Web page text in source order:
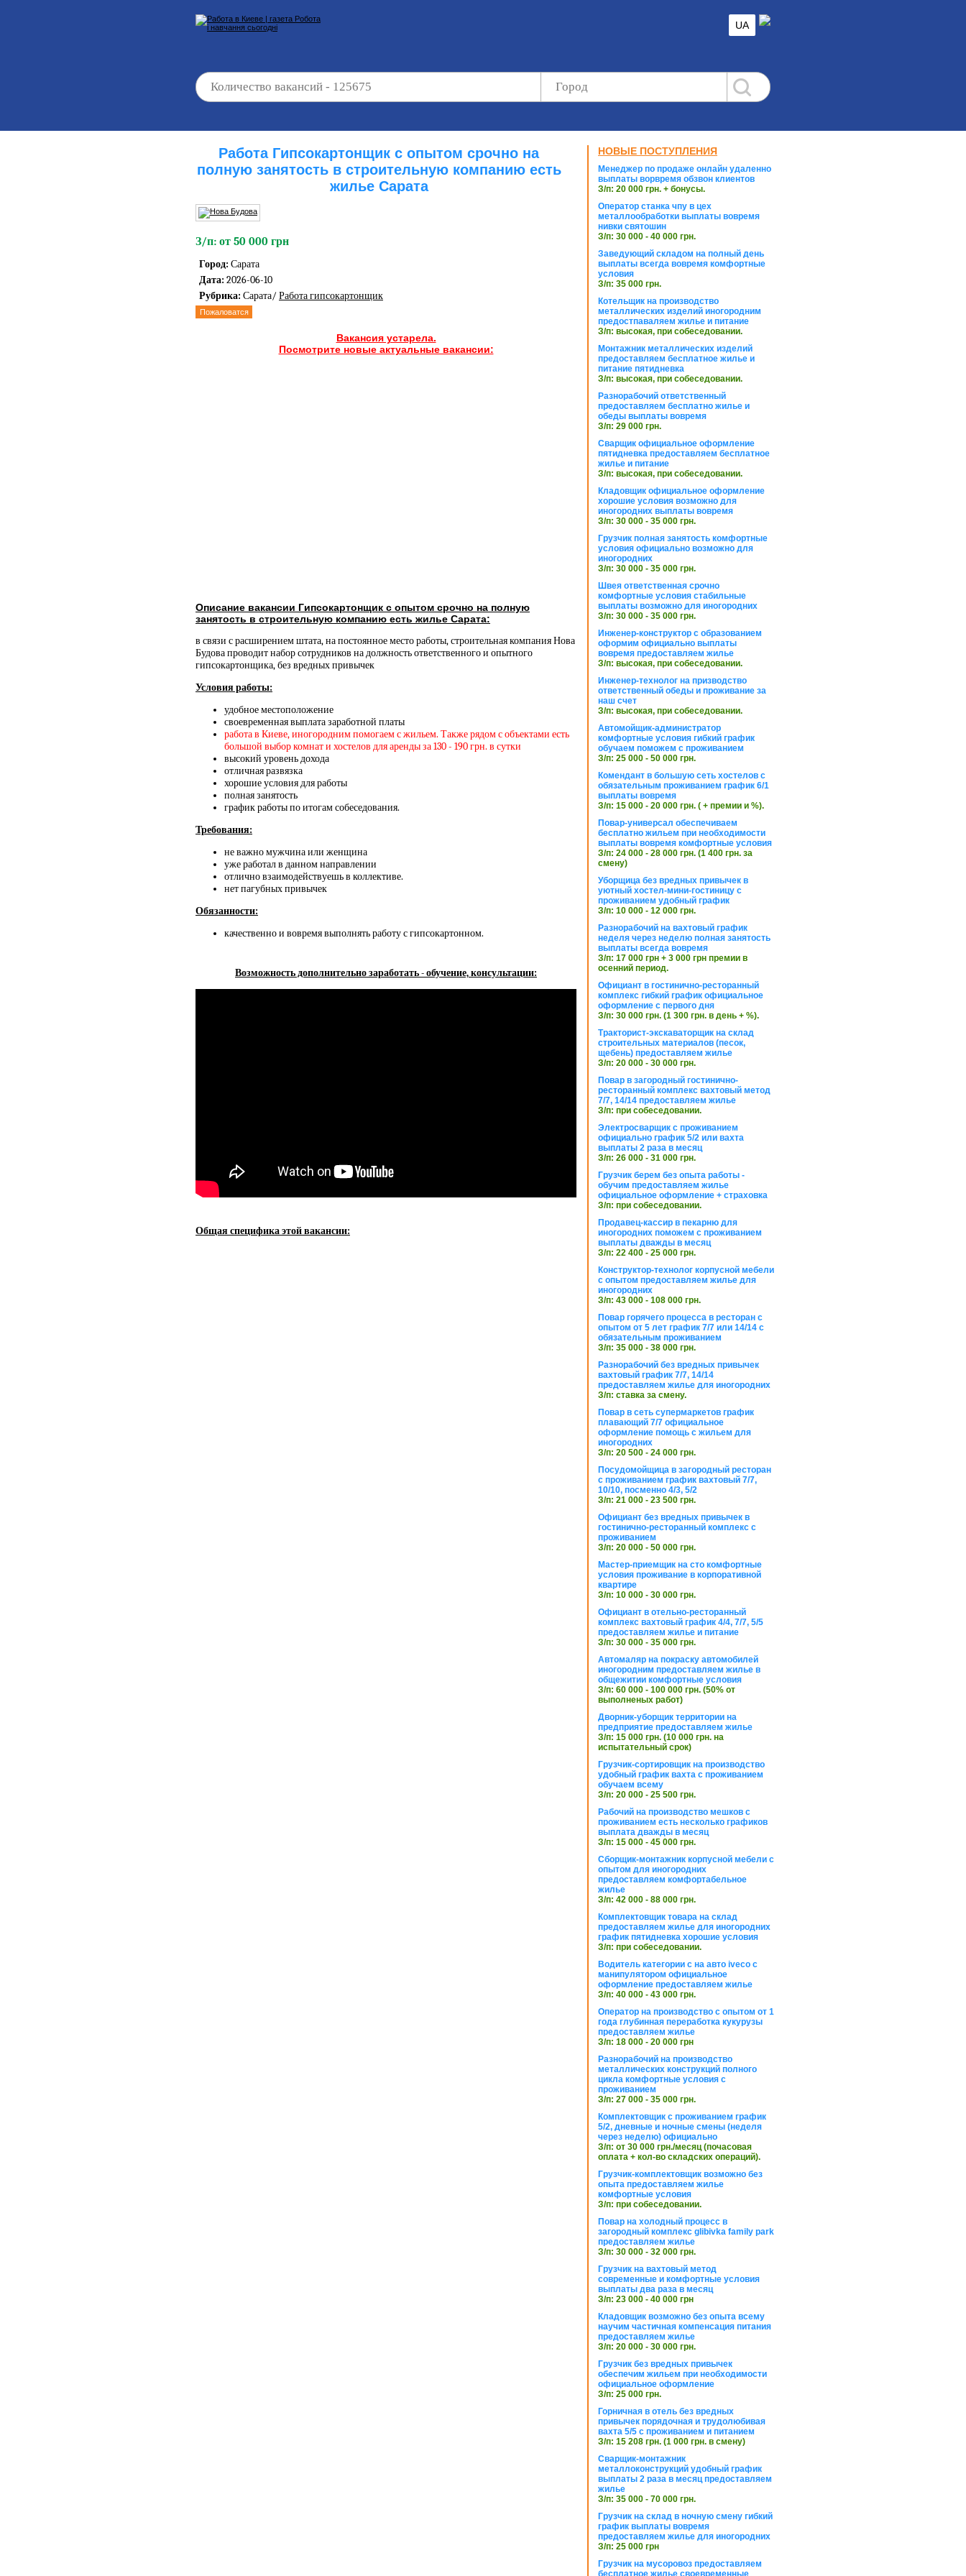
UA
Работа Гипсокартонщик с опытом срочно на
полную занятость в строительную компанию есть
жилье Сарата
З/п: от 50 000 грн
Город: Сарата
Дата: 2026-06-10
Рубрика: Сарата/ Работа гипсокартонщик
Пожаловатся
Вакансия устарела.
Посмотрите новые актуальные вакансии:
Описание вакансии Гипсокартонщик с опытом срочно на полную
занятость в строительную компанию есть жилье Сарата:
в связи с расширением штата, на постоянное место работы, строительная компания Нова
Будова проводит набор сотрудников на должность ответственного и опытного
гипсокартонщика, без вредных привычек
Условия работы:
удобное местоположение
своевременная выплата заработной платы
работа в Киеве, иногородним помогаем с жильем. Также рядом с объектами есть
большой выбор комнат и хостелов для аренды за 130 - 190 грн. в сутки
высокий уровень дохода
отличная развязка
хорошие условия для работы
полная занятость
график работы по итогам собеседования.
Требования:
не важно мужчина или женщина
уже работал в данном направлении
отлично взаимодействуешь в коллективе.
нет пагубных привычек
Обязанности:
качественно и вовремя выполнять работу с гипсокартонном.
Возможность дополнительно заработать - обучение, консультации:
Общая специфика этой вакансии:
НОВЫЕ ПОСТУПЛЕНИЯ
Менеджер по продаже онлайн удаленно
выплаты ворвремя обзвон клиентов
З/п: 20 000 грн. + бонусы.
Оператор станка чпу в цех
металлообработки выплаты вовремя
нивки святошин
З/п: 30 000 - 40 000 грн.
Заведующий складом на полный день
выплаты всегда вовремя комфортные
условия
З/п: 35 000 грн.
Котельщик на производство
металлических изделий иногородним
предостпаваляем жилье и питание
З/п: высокая, при собеседовании.
Монтажник металлических изделий
предоставляем бесплатное жилье и
питание пятидневка
З/п: высокая, при собеседовании.
Разнорабочий ответственный
предоставляем бесплатно жилье и
обеды выплаты вовремя
З/п: 29 000 грн.
Сварщик официальное оформление
пятидневка предоставляем бесплатное
жилье и питание
З/п: высокая, при собеседовании.
Кладовщик официальное оформление
хорошие условия возможно для
иногородних выплаты вовремя
З/п: 30 000 - 35 000 грн.
Грузчик полная занятость комфортные
условия официально возможно для
иногородних
З/п: 30 000 - 35 000 грн.
Швея ответственная срочно
комфортные условия стабильные
выплаты возможно для иногородних
З/п: 30 000 - 35 000 грн.
Инженер-конструктор с образованием
оформим официально выплаты
вовремя предоставляем жилье
З/п: высокая, при собеседовании.
Инженер-технолог на призводство
ответственный обеды и проживание за
наш счет
З/п: высокая, при собеседовании.
Автомойщик-администратор
комфортные условия гибкий график
обучаем поможем с проживанием
З/п: 25 000 - 50 000 грн.
Комендант в большую сеть хостелов с
обязательным проживанием график 6/1
выплаты вовремя
З/п: 15 000 - 20 000 грн. ( + премии и %).
Повар-универсал обеспечиваем
бесплатно жильем при необходимости
выплаты вовремя комфортные условия
З/п: 24 000 - 28 000 грн. (1 400 грн. за
смену)
Уборщица без вредных привычек в
уютный хостел-мини-гостиницу с
проживанием удобный график
З/п: 10 000 - 12 000 грн.
Разнорабочий на вахтовый график
неделя через неделю полная занятость
выплаты всегда вовремя
З/п: 17 000 грн + 3 000 грн премии в
осенний период.
Официант в гостинично-ресторанный
комплекс гибкий график официальное
оформление с первого дня
З/п: 30 000 грн. (1 300 грн. в день + %).
Тракторист-экскаваторщик на склад
строительных материалов (песок,
щебень) предоставляем жилье
З/п: 20 000 - 30 000 грн.
Повар в загородный гостинично-
ресторанный комплекс вахтовый метод
7/7, 14/14 предоставляем жилье
З/п: при собеседовании.
Электросварщик с проживанием
официально график 5/2 или вахта
выплаты 2 раза в месяц
З/п: 26 000 - 31 000 грн.
Грузчик берем без опыта работы -
обучим предоставляем жилье
официальное оформление + страховка
З/п: при собеседовании.
Продавец-кассир в пекарню для
иногородних поможем с проживанием
выплаты дважды в месяц
З/п: 22 400 - 25 000 грн.
Конструктор-технолог корпусной мебели
с опытом предоставляем жилье для
иногородних
З/п: 43 000 - 108 000 грн.
Повар горячего процесса в ресторан с
опытом от 5 лет график 7/7 или 14/14 с
обязательным проживанием
З/п: 35 000 - 38 000 грн.
Разнорабочий без вредных привычек
вахтовый график 7/7, 14/14
предоставляем жилье для иногородних
З/п: ставка за смену.
Повар в сеть супермаркетов график
плавающий 7/7 официальное
оформление помощь с жильем для
иногородних
З/п: 20 500 - 24 000 грн.
Посудомойщица в загородный ресторан
с проживанием график вахтовый 7/7,
10/10, посменно 4/3, 5/2
З/п: 21 000 - 23 500 грн.
Официант без вредных привычек в
гостинично-ресторанный комплекс с
проживанием
З/п: 20 000 - 50 000 грн.
Мастер-приемщик на сто комфортные
условия проживание в корпоративной
квартире
З/п: 10 000 - 30 000 грн.
Официант в отельно-ресторанный
комплекс вахтовый график 4/4, 7/7, 5/5
предоставляем жилье и питание
З/п: 30 000 - 35 000 грн.
Автомаляр на покраску автомобилей
иногородним предоставляем жилье в
общежитии комфортные условия
З/п: 60 000 - 100 000 грн. (50% от
выполненых работ)
Дворник-уборщик территории на
предприятие предоставляем жилье
З/п: 15 000 грн. (10 000 грн. на
испытательный срок)
Грузчик-сортировщик на производство
удобный график вахта с проживанием
обучаем всему
З/п: 20 000 - 25 500 грн.
Рабочий на производство мешков с
проживанием есть несколько графиков
выплата дважды в месяц
З/п: 15 000 - 45 000 грн.
Сборщик-монтажник корпусной мебели с
опытом для иногородних
предоставляем комфортабельное
жилье
З/п: 42 000 - 88 000 грн.
Комплектовщик товара на склад
предоставляем жилье для иногородних
график пятидневка хорошие условия
З/п: при собеседовании.
Водитель категории с на авто iveco с
манипулятором официальное
оформление предоставляем жилье
З/п: 40 000 - 43 000 грн.
Оператор на производство с опытом от 1
года глубинная переработка кукурузы
предоставляем жилье
З/п: 18 000 - 20 000 грн
Разнорабочий на производство
металлических конструкций полного
цикла комфортные условия с
проживанием
З/п: 27 000 - 35 000 грн.
Комплектовщик с проживанием график
5/2, дневные и ночные смены (неделя
через неделю) официально
З/п: от 30 000 грн./месяц (почасовая
оплата + кол-во складских операций).
Грузчик-комплектовщик возможно без
опыта предоставляем жилье
комфортные условия
З/п: при собеседовании.
Повар на холодный процесс в
загородный комплекс glibivka family park
предоставляем жилье
З/п: 30 000 - 32 000 грн.
Грузчик на вахтовый метод
современные и комфортные условия
выплаты два раза в месяц
З/п: 23 000 - 40 000 грн
Кладовщик возможно без опыта всему
научим частичная компенсация питания
предоставляем жилье
З/п: 20 000 - 30 000 грн.
Грузчик без вредных привычек
обеспечим жильем при необходимости
официальное оформление
З/п: 25 000 грн.
Горничная в отель без вредных
привычек порядочная и трудолюбивая
вахта 5/5 с проживанием и питанием
З/п: 15 208 грн. (1 000 грн. в смену)
Сварщик-монтажник
металлоконструкций удобный график
выплаты 2 раза в месяц предоставляем
жилье
З/п: 35 000 - 70 000 грн.
Грузчик на склад в ночную смену гибкий
график выплаты вовремя
предоставляем жилье для иногородних
З/п: 25 000 грн
Грузчик на мусоровоз предоставляем
бесплатное жилье своевременные